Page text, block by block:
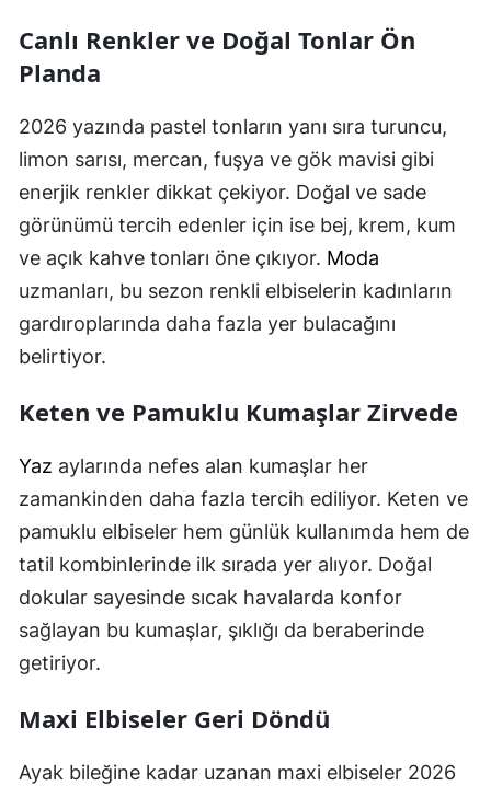
Canlı Renkler ve Doğal Tonlar Ön
Planda
2026 yazında pastel tonların yanı sıra turuncu,
limon sarısı, mercan, fuşya ve gök mavisi gibi
enerjik renkler dikkat çekiyor. Doğal ve sade
görünümü tercih edenler için ise bej, krem, kum
ve açık kahve tonları öne çıkıyor. Moda
uzmanları, bu sezon renkli elbiselerin kadınların
gardıroplarında daha fazla yer bulacağını
belirtiyor.
Keten ve Pamuklu Kumaşlar Zirvede
Yaz aylarında nefes alan kumaşlar her
zamankinden daha fazla tercih ediliyor. Keten ve
pamuklu elbiseler hem günlük kullanımda hem de
tatil kombinlerinde ilk sırada yer alıyor. Doğal
dokular sayesinde sıcak havalarda konfor
sağlayan bu kumaşlar, şıklığı da beraberinde
getiriyor.
Maxi Elbiseler Geri Döndü
Ayak bileğine kadar uzanan maxi elbiseler 2026